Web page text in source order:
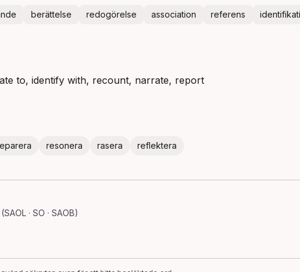
berättelse redogörelse association referens
to, identify with, recount, narrate, report
resonera rasera reflektera
· SO · SAOB)